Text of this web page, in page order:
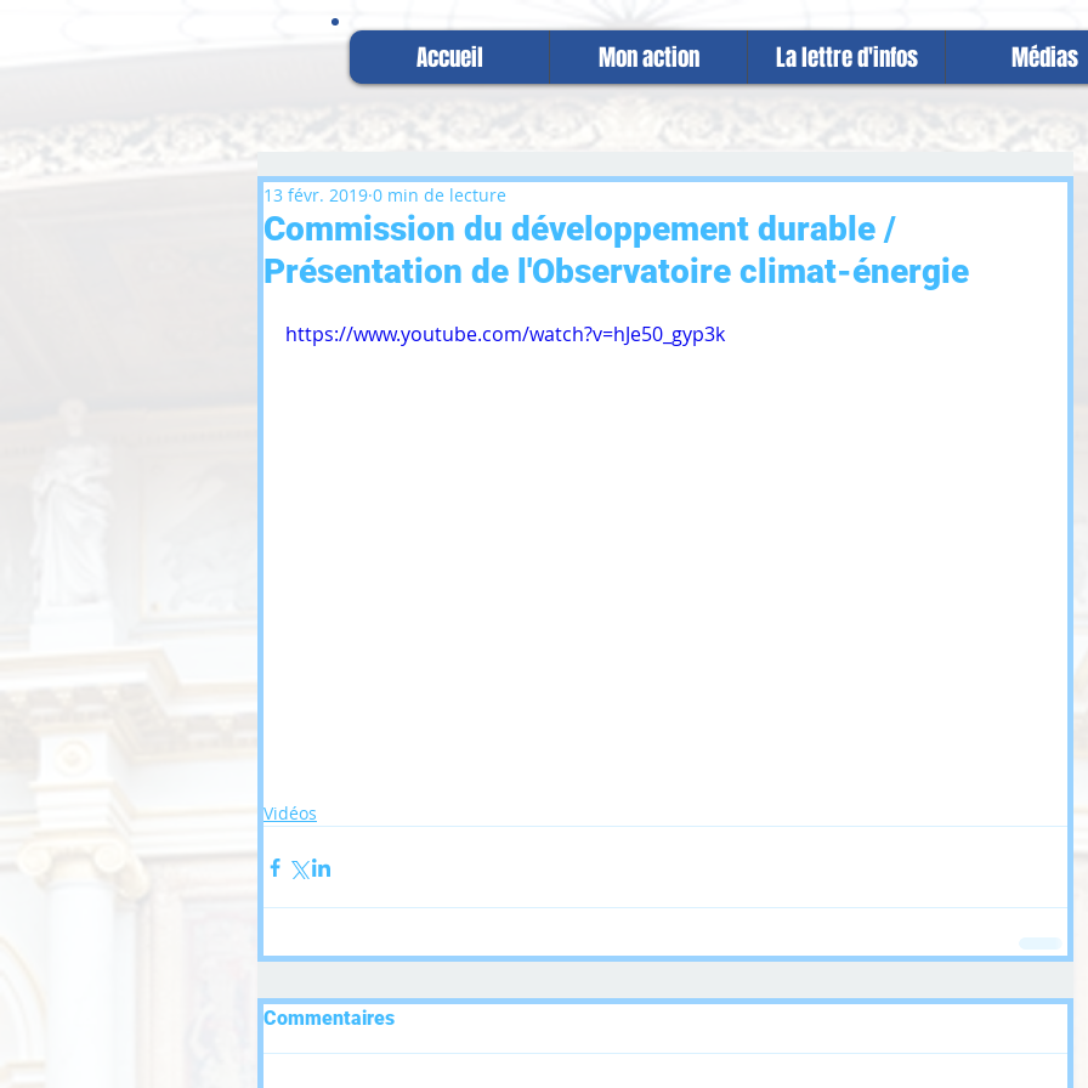
Accueil Mon action La lettre d'infos Médias
Commission du développement durable /
Présentation de l'Observatoire climat-énergie
13 févr. 2019 0 min de lecture
https://www.youtube.com/watch?v=hJe50_gyp3k
Vidéos
Commentaires